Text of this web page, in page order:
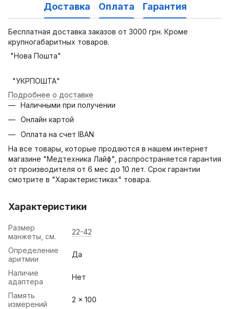
Доставка Оплата Гарантия
Бесплатная доставка заказов от 3000 грн. Кроме
крупногабаритных товаров.
"Нова Пошта"
"УКРПОШТА"
Подробнее о доставке
Наличными при получении
Онлайн картой
Оплата на счет IBAN
На все товары, которые продаются в нашем интернет
магазине "Медтехника Лайф", распространяется гарантия
от производителя от 6 мес до 10 лет. Срок гарантии
смотрите в "Характеристиках" товара.
Характеристики
Размер
манжеты, см.
22-42
Определение
аритмии
Да
Наличие
адаптера
Нет
Память
измерений
2 × 100